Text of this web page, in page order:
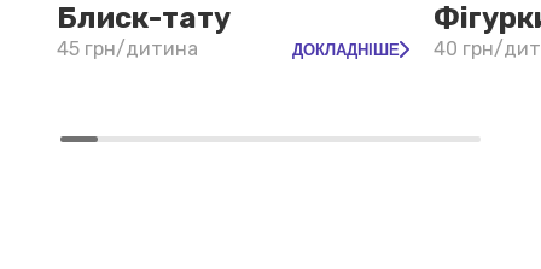
Блиск-тату
45 грн/дитина ДОКЛАДНІШЕ 40 грн/